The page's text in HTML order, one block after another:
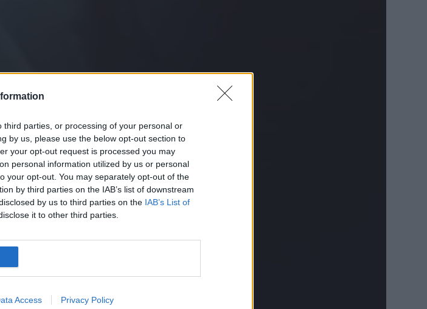
parties, or processing of your personal or
by us, please use the below opt-out section to
your opt-out request is processed you may
personal information utilized by us or personal
your opt-out. You may separately opt-out of the
by third parties on the IAB’s list of downstream
by us to third parties on the IAB’s List of
it to other third parties.
Access Privacy Policy